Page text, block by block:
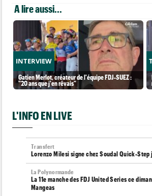
A lire aussi...
INTERVIEW
Gatien Merlot, créateur de l'équipe FDJ-SUEZ :
"20 ans que j'en rêvais"
L'INFO EN LIVE
Transfert
Lorenzo Milesi signe chez Soudal Quick-
La Polynormande
La 11e manche des FDJ United Series ce
Mangeas